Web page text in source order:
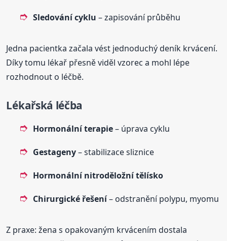
Sledování cyklu – zapisování průběhu
Jedna pacientka začala vést jednoduchý deník krvácení.
Díky tomu lékař přesně viděl vzorec a mohl lépe
rozhodnout o léčbě.
Lékařská léčba
Hormonální terapie– úprava cyklu
Gestageny– stabilizace sliznice
Hormonální nitroděložní tělísko
Chirurgické řešení– odstranění polypu, myomu
Z praxe: žena s opakovaným krvácením dostala